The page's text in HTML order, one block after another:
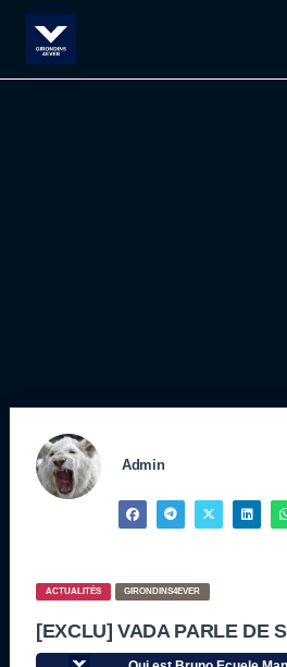
Admin
ACTUALITÉS GIRONDINS4EVER
[EXCLU] VADA PARLE DE